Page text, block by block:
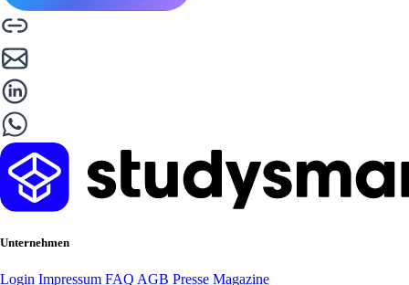
Unternehmen
Login Impressum FAQ AGB Presse Magazine